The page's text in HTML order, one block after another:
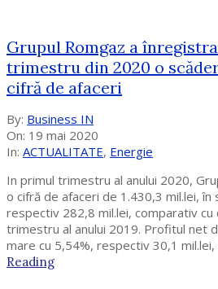
Grupul Romgaz a
trimestru din 2020 o
cifră de afaceri
2020-
05-
19
By: Business IN
On: 19 mai 2020
In: ACTUALITATE, Energie
In primul trimestru al anului 2020,
o cifră de afaceri de 1.430,3 mil.lei, în
respectiv 282,8 mil.lei, comparativ cu
trimestru al anului 2019. Profitul net
mare cu 5,54%, respectiv 30,1
Reading